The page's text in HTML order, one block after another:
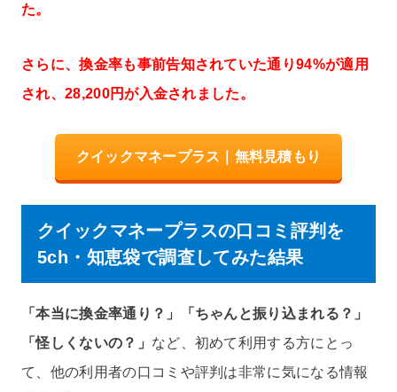
た。
さらに、換金率も事前告知されていた通り94%が適用
され、28,200円が入金されました。
クイックマネープラス｜無料見積もり
クイックマネープラスの口コミ評判を
5ch・知恵袋で調査してみた結果
「本当に換金率通り？」「ちゃんと振り込まれる？」
「怪しくないの？」 など、初めて利用する方にとっ
て、他の利用者の口コミや評判は非常に気になる情報